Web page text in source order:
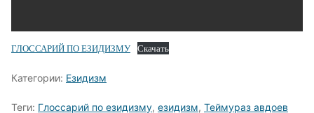
ГЛОССАРИЙ ПО ЕЗИДИЗМУ Скачать
Категории: Езидизм
Теги: Глоссарий по езидизму, езидизм, Теймураз авдоев